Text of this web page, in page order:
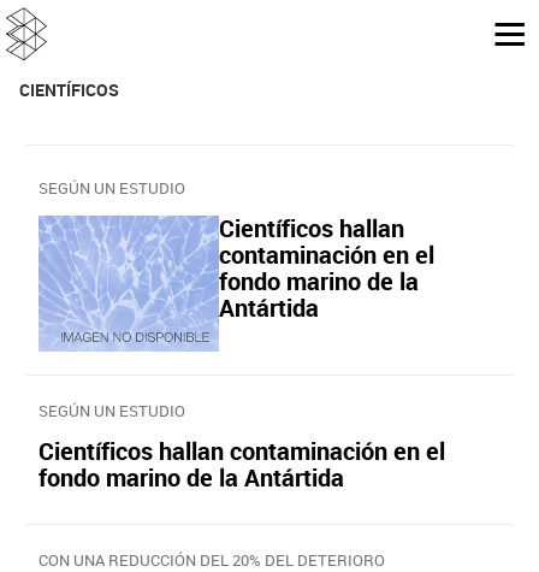
CIENTÍFICOS
SEGÚN UN ESTUDIO
Científicos hallan
contaminación en el
fondo marino de la
Antártida
SEGÚN UN ESTUDIO
Científicos hallan contaminación en el
fondo marino de la Antártida
CON UNA REDUCCIÓN DEL 20% DEL DETERIORO